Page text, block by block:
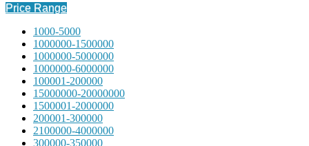
Price Range
1000-5000
1000000-1500000
1000000-5000000
1000000-6000000
100001-200000
15000000-20000000
1500001-2000000
200001-300000
2100000-4000000
300000-350000